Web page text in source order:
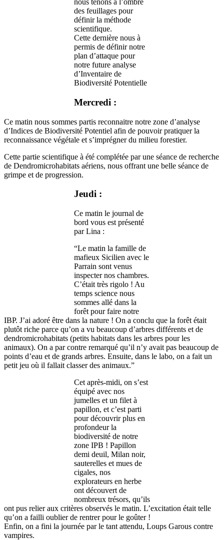
nous tenons à l’ombre
des feuillages pour
définir la méthode
scientifique.
Cette dernière nous à
permis de définir notre
plan d’attaque pour
notre future analyse
d’Inventaire de
Biodiversité Potentielle
Mercredi :
Ce matin nous sommes partis reconnaitre notre zone d’analyse
d’Indices de Biodiversité Potentiel afin de pouvoir pratiquer la
reconnaissance végétale et s’imprégner du milieu forestier.
Cette partie scientifique à été complétée par une séance de recherche
de Dendromicrohabitats aériens, nous offrant une belle séance de
grimpe et de progression.
Jeudi :
Ce matin le journal de
bord vous est présenté
par Lina :
“Le matin la famille de
mafieux Sicilien avec le
Parrain sont venus
inspecter nos chambres.
C’était très rigolo ! Au
temps science nous
sommes allé dans la
forêt pour faire notre
IBP. J’ai adoré être dans la nature ! On a conclu que la forêt était
plutôt riche parce qu’on a vu beaucoup d’arbres différents et de
dendromicrohabitats (petits habitats dans les arbres pour les
animaux). On a par contre remarqué qu’il n’y avait pas beaucoup de
points d’eau et de grands arbres. Ensuite, dans le labo, on a fait un
petit jeu où il fallait classer des animaux.”
Cet après-midi, on s’est
équipé avec nos
jumelles et un filet à
papillon, et c’est parti
pour découvrir plus en
profondeur la
biodiversité de notre
zone IPB ! Papillon
demi deuil, Milan noir,
sauterelles et mues de
cigales, nos
explorateurs en herbe
ont découvert de
nombreux trésors, qu’ils
ont pus relier aux critères observés le matin. L’excitation était telle
qu’on a failli oublier de rentrer pour le goûter !
Enfin, on a fini la journée par le tant attendu, Loups Garous contre
vampires.